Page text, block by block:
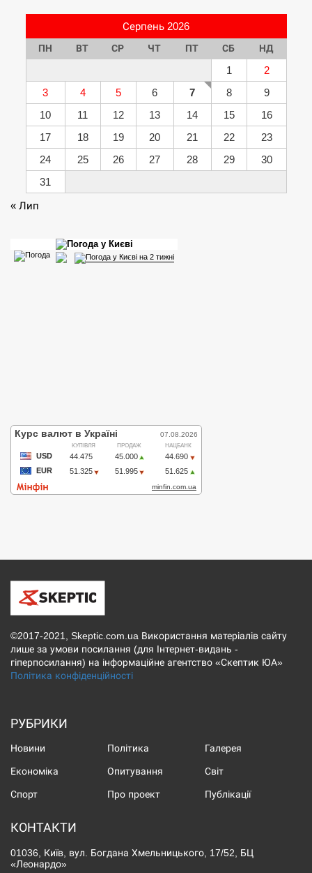
Серпень 2026
ПН ВТ СР ЧТ ПТ СБ НД
1
2
3
4 5 6 7 8
9
10
11 12 13 14 15
16
17
18 19 20 21 22
23
24
25 26 27 28 29
30
31
« Лип
©2017-2021, Skeptic.com.ua Використання матеріалів сайту
лише за умови посилання (для Інтернет-видань -
гіперпосилання) на інформаційне агентство «Скептик ЮА»
Політика конфіденційності
РУБРИКИ
Новини Політика Галерея
Економіка Опитування Світ
Спорт Про проект Публікації
КОНТАКТИ
01036, Київ, вул. Богдана Хмельницького, 17/52, БЦ
«Леонардо»